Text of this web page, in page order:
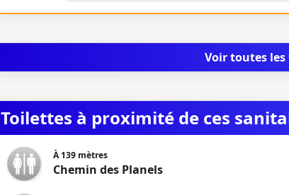
Voir toutes
Toilettes à proximité de ces
À139 mètres
Chemin des Planels